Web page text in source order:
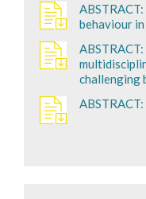
behaviour
challenging